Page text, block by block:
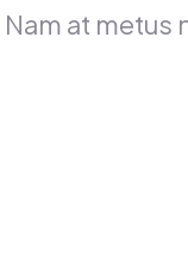
at metus